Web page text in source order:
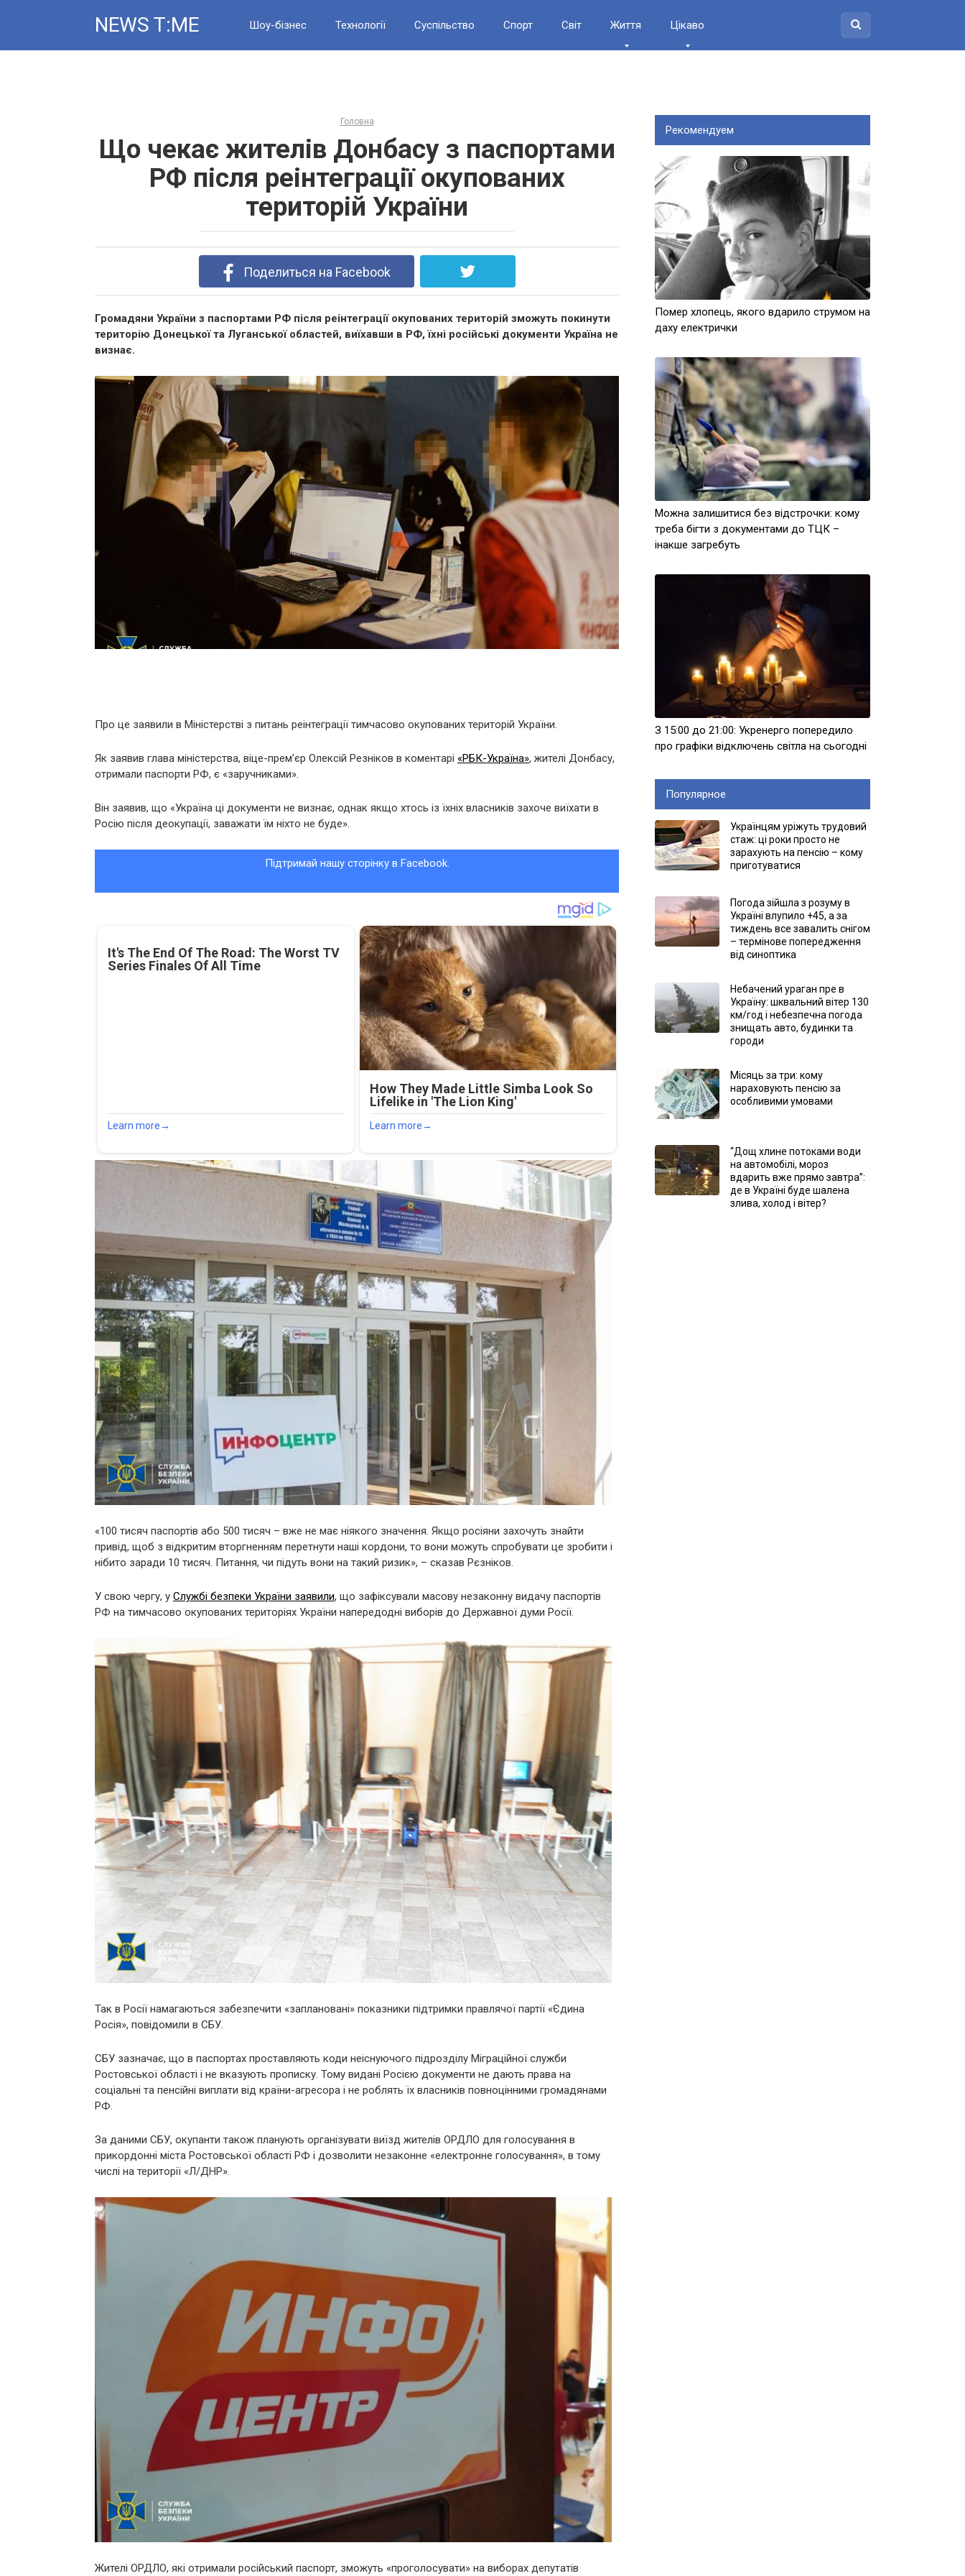
NEWS T:ME Шоу-бізнес Технології Суспільство Спорт Світ Життя Цікаво
Головна
Що чекає жителів Донбасу з паспортами
РФ після реінтеграції окупованих
територій України
Поделиться на Facebook
Громадяни України з паспортами РФ після реінтеграції окупованих територій зможуть покинути
територію Донецької та Луганської областей, виїхавши в РФ, їхні російські документи Україна не
визнає.
Про це заявили в Міністерстві з питань реінтеграції тимчасово окупованих територій України.
Як заявив глава міністерства, віце-прем’єр Олексій Резніков в коментарі «РБК-Україна», жителі Донбасу,
отримали паспорти РФ, є «заручниками».
Він заявив, що «Україна ці документи не визнає, однак якщо хтось із їхніх власників захоче виїхати в
Росію після деокупації, заважати їм ніхто не буде».
Підтримай нашу сторінку в Facebook.
«100 тисяч паспортів або 500 тисяч – вже не має ніякого значення. Якщо росіяни захочуть знайти
привід, щоб з відкритим вторгненням перетнути наші кордони, то вони можуть спробувати це зробити і
нібито заради 10 тисяч. Питання, чи підуть вони на такий ризик», – сказав Рєзніков.
У свою чергу, у Службі безпеки України заявили, що зафіксували масову незаконну видачу паспортів
РФ на тимчасово окупованих територіях України напередодні виборів до Державної думи Росії.
Так в Росії намагаються забезпечити «заплановані» показники підтримки правлячої партії «Єдина
Росія», повідомили в СБУ.
СБУ зазначає, що в паспортах проставляють коди неіснуючого підрозділу Міграційної служби
Ростовської області і не вказують прописку. Тому видані Росією документи не дають права на
соціальні та пенсійні виплати від країни-агресора і не роблять їх власників повноцінними громадянами
РФ.
За даними СБУ, окупанти також планують організувати виїзд жителів ОРДЛО для голосування в
прикордонні міста Ростовської області РФ і дозволити незаконне «електронне голосування», в тому
числі на території «Л/ДНР».
Жителі ОРДЛО, які отримали російський паспорт, зможуть «проголосувати» на виборах депутатів
Рекомендуем
Помер хлопець, якого вдарило струмом на
даху електрички
Можна залишитися без відстрочки: кому
треба бігти з документами до ТЦК –
інакше загребуть
З 15:00 до 21:00: Укренерго попередило
про графіки відключень світла на сьогодні
Популярное
Українцям уріжуть трудовий
стаж: ці роки просто не
зарахують на пенсію – кому
приготуватися
Погода зійшла з розуму в
Україні влупило +45, а за
тиждень все завалить снігом
– термінове попередження
від синоптика
Небачений ураган пре в
Україну: шквальний вітер 130
км/год і небезпечна погода
знищать авто, будинки та
городи
Місяць за три: кому
нараховують пенсію за
особливими умовами
“Дощ хлине потоками води
на автомобілі, мороз
вдарить вже прямо завтра”:
де в Україні буде шалена
злива, холод і вітер?